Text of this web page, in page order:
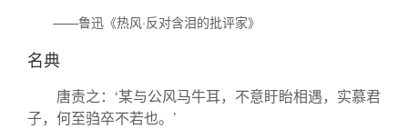
——鲁迅《热风·反对含泪的批评家》
名典
唐责之：‘某与公风马牛耳，不意盱眙相遇，实慕君
子，何至驺卒不若也。’